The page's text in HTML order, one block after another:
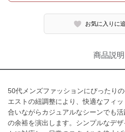
お気に入りに
商品説明
50代メンズファッションにぴったり
エストの紐調整により、快適なフィ
合いながらカジュアルなシーンでも
の余裕を演出します。シンプルなデ